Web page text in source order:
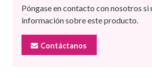
Póngase en contacto con nosotros si
información sobre este producto.
Contáctanos